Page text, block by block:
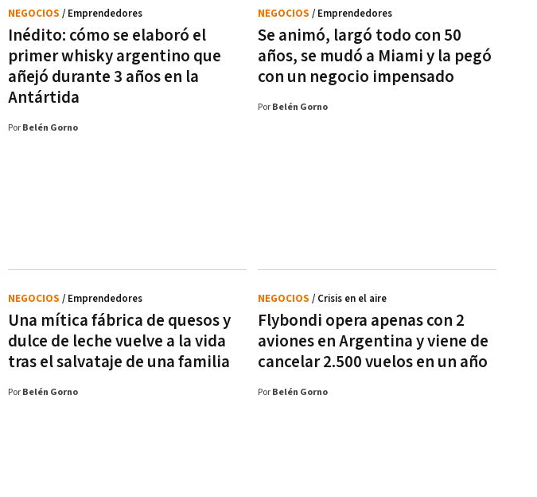
Inédito: cómo se elaboró el
primer whisky argentino que
añejó durante 3 años en la
Antártida
NEGOCIOS / Emprendedores
Por Belén Gorno
Se animó, largó todo con 50
años, se mudó a Miami y la pegó
con un negocio impensado
NEGOCIOS / Emprendedores
Por Belén Gorno
Una mítica fábrica de quesos y
dulce de leche vuelve a la vida
tras el salvataje de una familia
NEGOCIOS / Emprendedores
Por Belén Gorno
Flybondi opera apenas con 2
aviones en Argentina y viene de
cancelar 2.500 vuelos en un año
NEGOCIOS / Crisis en el aire
Por Belén Gorno